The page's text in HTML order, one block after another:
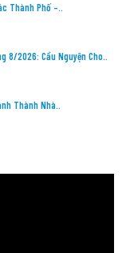
Thành Phố –..
8/2026: Cầu Nguyện Cho..
Thành Nhà..